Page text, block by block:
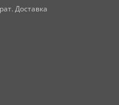
Доставка